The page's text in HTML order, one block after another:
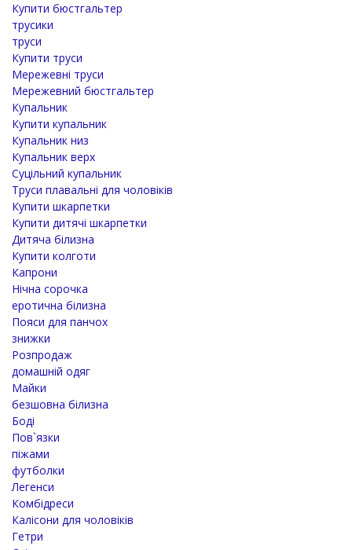
Купити бюстгальтер
трусики
труси
Купити труси
Мережевні труси
Мережевний бюстгальтер
Купальник
Купити купальник
Купальник низ
Купальник верх
Суцільний купальник
Труси плавальні для чоловіків
Купити шкарпетки
Купити дитячі шкарпетки
Дитяча білизна
Купити колготи
Капрони
Нічна сорочка
еротична білизна
Пояси для панчох
знижки
Розпродаж
домашній одяг
Майки
безшовна білизна
Боді
Пов`язки
піжами
футболки
Легенси
Комбідреси
Калісони для чоловіків
Гетри